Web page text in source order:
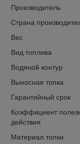
Производитель
Страна
Вес
Вид топлива
Водяной контур
Выносная топка
Гарантийный срок
Коэффициент
действия
Материал топки